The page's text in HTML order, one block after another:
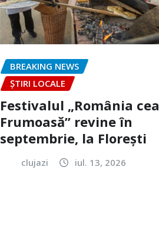
BREAKING NEWS
ȘTIRI LOCALE
Festivalul „România cea
Frumoasă” revine în
septembrie, la Florești
clujazi iul. 13, 2026